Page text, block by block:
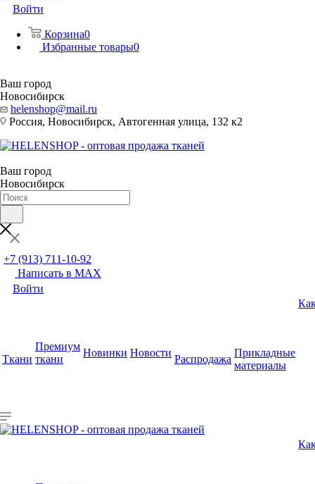
Войти
Корзина0
Избранные товары0
Ваш город
Новосибирск
helenshop@mail.ru
Россия, Новосибирск, Автогенная улица, 132 к2
Ваш город
Новосибирск
+7 (913) 711-10-92
Написать в MAX
Войти
Ткани
Премиум
ткани
Новинки Новости
Распродажа
Прикладные
материалы